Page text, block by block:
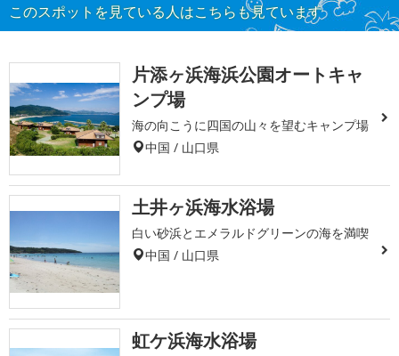
このスポットを見ている人はこちらも見ています
片添ヶ浜海浜公園オートキャ
ンプ場
海の向こうに四国の山々を望むキャンプ場
中国 / 山口県
土井ヶ浜海水浴場
白い砂浜とエメラルドグリーンの海を満喫
中国 / 山口県
虹ケ浜海水浴場